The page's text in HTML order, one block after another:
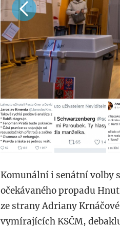
Komunální i senátní volby
očekávaného propadu
ze strany Adriany
vymírajících KSČM,